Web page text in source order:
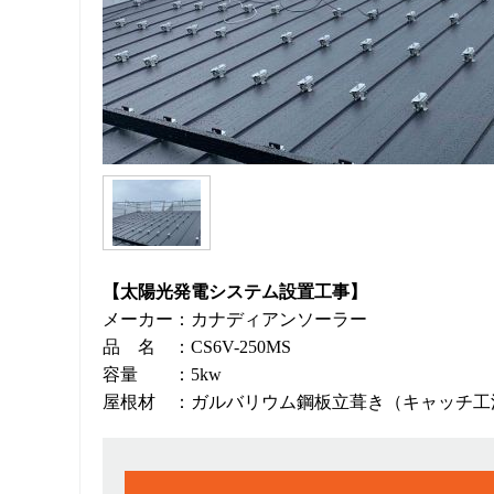
【太陽光発電システム設置工事】
メーカー：カナディアンソーラー
品 名 ：CS6V-250MS
容量 ：5kw
屋根材 ：ガルバリウム鋼板立葺き（キャッチ工